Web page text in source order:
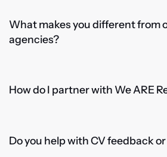
What makes you different from
agencies?
How do I partner with We ARE
Do you help with CV feedback